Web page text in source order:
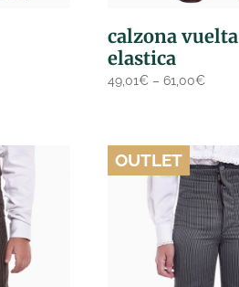
calzona vuelta
elastica
49,01€ –61,00€
OUTLET